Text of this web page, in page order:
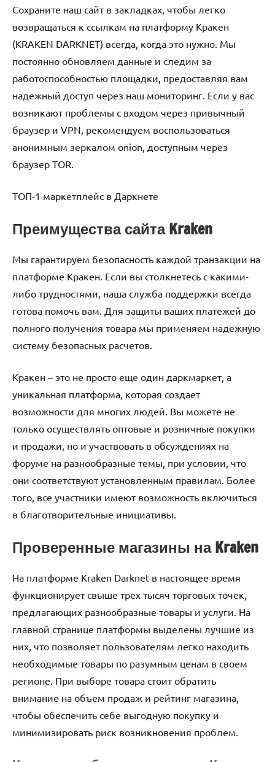
Сохраните наш сайт в закладках, чтобы легко
возвращаться к ссылкам на платформу Кракен
(KRAKEN DARKNET) всегда, когда это нужно. Мы
постоянно обновляем данные и следим за
работоспособностью площадки, предоставляя вам
надежный доступ через наш мониторинг. Если у вас
возникают проблемы с входом через привычный
браузер и VPN, рекомендуем воспользоваться
анонимным зеркалом onion, доступным через
браузер TOR.
ТОП-1 маркетплейс в Даркнете
Преимущества сайта Kraken
Мы гарантируем безопасность каждой транзакции на
платформе Кракен. Если вы столкнетесь с какими-
либо трудностями, наша служба поддержки всегда
готова помочь вам. Для защиты ваших платежей до
полного получения товара мы применяем надежную
систему безопасных расчетов.
Кракен – это не просто еще один даркмаркет, а
уникальная платформа, которая создает
возможности для многих людей. Вы можете не
только осуществлять оптовые и розничные покупки
и продажи, но и участвовать в обсуждениях на
форуме на разнообразные темы, при условии, что
они соответствуют установленным правилам. Более
того, все участники имеют возможность включиться
в благотворительные инициативы.
Проверенные магазины на Kraken
На платформе Kraken Darknet в настоящее время
функционирует свыше трех тысяч торговых точек,
предлагающих разнообразные товары и услуги. На
главной странице платформы выделены лучшие из
них, что позволяет пользователям легко находить
необходимые товары по разумным ценам в своем
регионе. При выборе товара стоит обратить
внимание на объем продаж и рейтинг магазина,
чтобы обеспечить себе выгодную покупку и
минимизировать риск возникновения проблем.